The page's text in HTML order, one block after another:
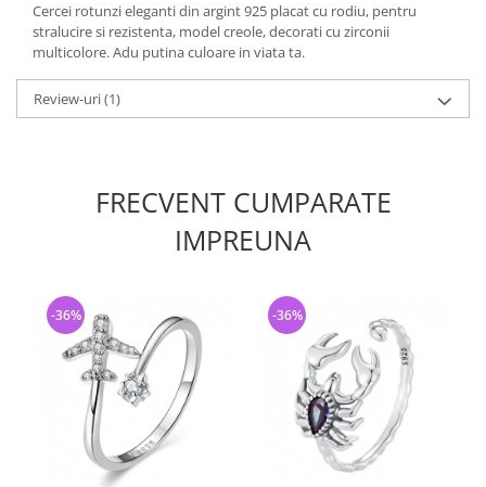
Cercei rotunzi eleganti din argint 925 placat cu rodiu, pentru
stralucire si rezistenta, model creole, decorati cu zirconii
multicolore. Adu putina culoare in viata ta.
Review-uri(1)
FRECVENT CUMPARATE
IMPREUNA
-36% -36%